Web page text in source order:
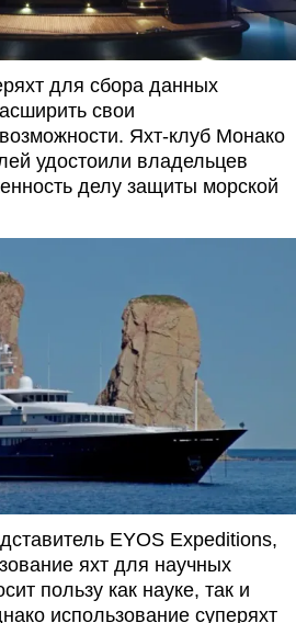
для сбора данных
свои
Яхт-клуб Монако
удостоили владельцев
делу защиты морской
EYOS Expeditions,
яхт для научных
пользу как науке, так и
использование суперяхт